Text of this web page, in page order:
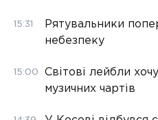
15:31
Рятувальники
небезпеку
15:00
Світові лейбли
музичних чартів